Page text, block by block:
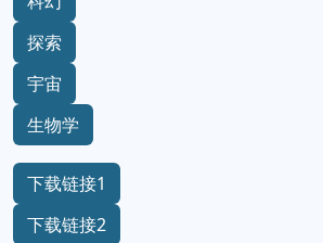
探索
宇宙
生物学
下载链接1
下载链接2